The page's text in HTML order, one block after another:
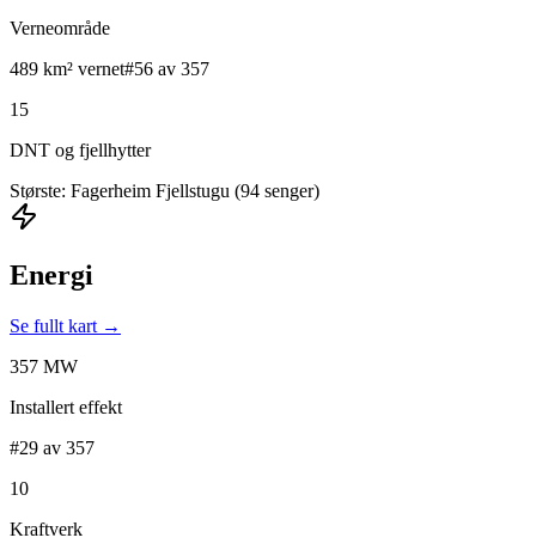
Verneområde
489 km² vernet#56 av 357
15
DNT og fjellhytter
Største: Fagerheim Fjellstugu (94 senger)
Energi
Se fullt kart →
357 MW
Installert effekt
#29 av 357
10
Kraftverk